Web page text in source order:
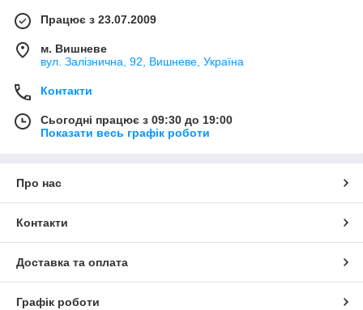
Працює з 23.07.2009
м. Вишневе
вул. Залізнична, 92, Вишневе, Україна
Контакти
Сьогодні працює з 09:30 до 19:00
Показати весь графік роботи
Про нас
Контакти
Доставка та оплата
Графік роботи